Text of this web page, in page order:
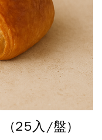
(25入/盤)